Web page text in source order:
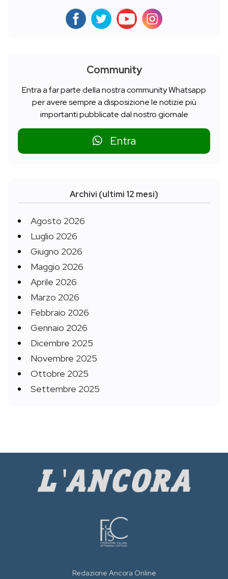
Community
Entra a far parte della nostra community Whatsapp
per avere sempre a disposizione le notizie più
importanti pubblicate dal nostro giornale
Entra
Archivi (ultimi 12 mesi)
Agosto 2026
Luglio 2026
Giugno 2026
Maggio 2026
Aprile 2026
Marzo 2026
Febbraio 2026
Gennaio 2026
Dicembre 2025
Novembre 2025
Ottobre 2025
Settembre 2025
Redazione Ancora Online